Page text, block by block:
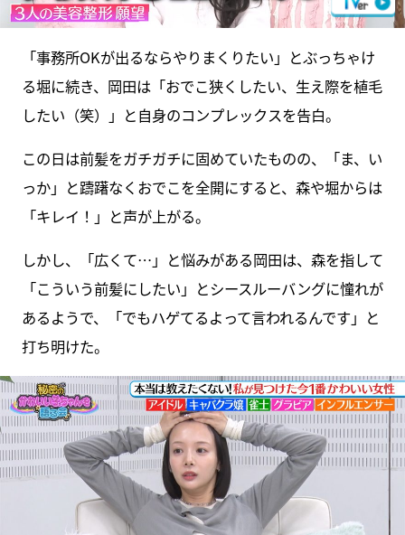
「事務所OKが出るならやりまくりたい」とぶっちゃけ
る堀に続き、岡田は「おでこ狭くしたい、生え際を植毛
したい（笑）」と自身のコンプレックスを告白。
この日は前髪をガチガチに固めていたものの、「ま、い
っか」と躊躇なくおでこを全開にすると、森や堀からは
「キレイ！」と声が上がる。
しかし、「広くて…」と悩みがある岡田は、森を指して
「こういう前髪にしたい」とシースルーバングに憧れが
あるようで、「でもハゲてるよって言われるんです」と
打ち明けた。